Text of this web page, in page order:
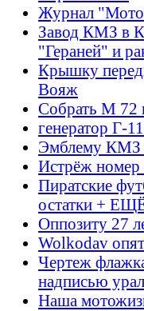
Журнал
Завод КМЗ в
"Гераней" и
Крышку
Вояж
Собрать М 72
генератор Г-
Эмблему КМЗ
Истрёж номер
Пиратские
остатки +
Оппозиту 27
Wolkodav
Чертеж
надписью
Наша